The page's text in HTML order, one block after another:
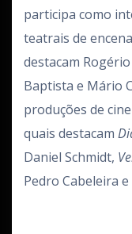
participa como
teatrais de
destacam
Baptista e Mário
produções de
quais destacam
Daniel Schmidt,
Pedro Cabeleira e